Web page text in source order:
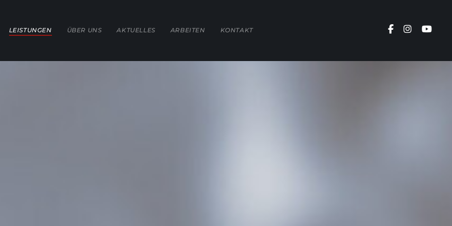
LEISTUNGEN ÜBER UNS AKTUELLES ARBEITEN KONTAKT